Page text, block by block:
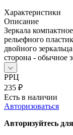
Характеристики
Описание
Зеркала
рельефного
двойного
сторона - обычное
РРЦ
235 ₽
Есть в наличии
Авторизоваться
Авторизуйтесь